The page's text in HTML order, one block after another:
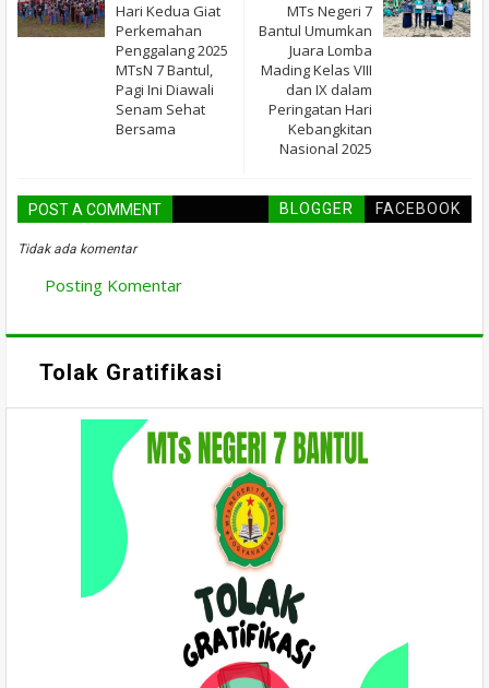
MTs Negeri 7
Bantul Umumkan
Juara Lomba
Mading Kelas VIII
dan IX dalam
Peringatan Hari
Kebangkitan
Nasional 2025
Hari Kedua Giat
Perkemahan
Penggalang 2025
MTsN 7 Bantul,
Pagi Ini Diawali
Senam Sehat
Bersama
POST A COMMENT BLOGGER FACEBOOK
Tidak ada komentar
Posting Komentar
Tolak Gratifikasi